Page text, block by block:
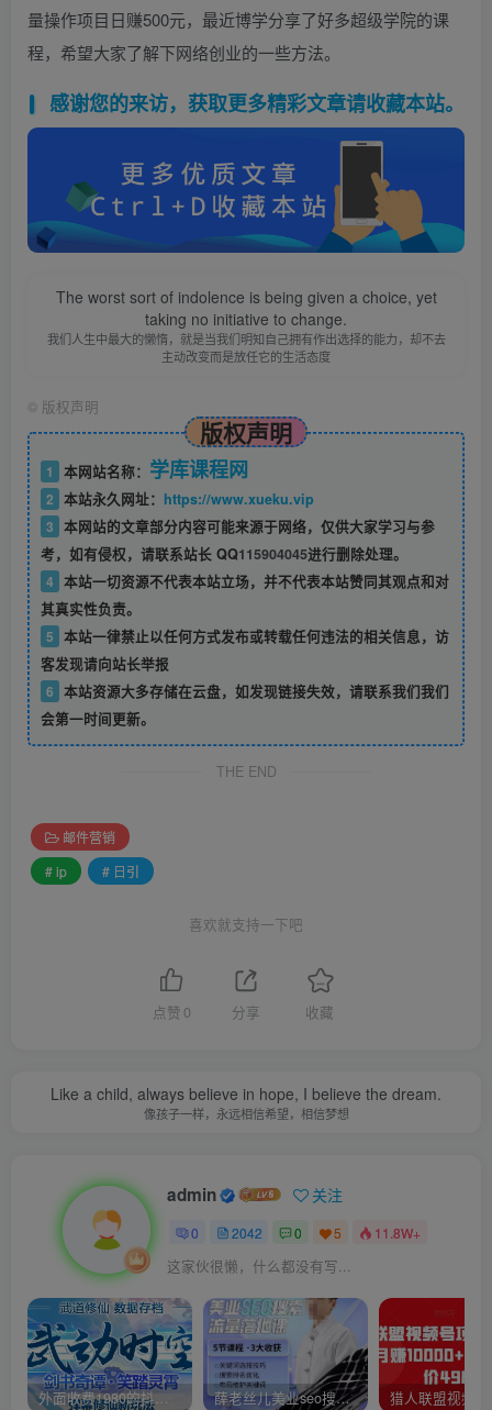
量操作项目日赚500元，最近博学分享了好多超级学院的课
程，希望大家了解下网络创业的一些方法。
感谢您的来访，获取更多精彩文章请收藏本站。
The worst sort of indolence is being given a choice, yet
taking no initiative to change.
我们人生中最大的懒惰，就是当我们明知自己拥有作出选择的能力，却不去
主动改变而是放任它的生活态度
© 版权声明
版权声明
1 本网站名称： 学库课程网
2 本站永久网址： https://www.xueku.vip
3 本网站的文章部分内容可能来源于网络，仅供大家学习与参
考，如有侵权，请联系站长 QQ115904045进行删除处理。
4 本站一切资源不代表本站立场，并不代表本站赞同其观点和对
其真实性负责。
5 本站一律禁止以任何方式发布或转载任何违法的相关信息，访
客发现请向站长举报
6 本站资源大多存储在云盘，如发现链接失效，请联系我们我们
会第一时间更新。
THE END
邮件营销
# ip
# 日引
喜欢就支持一下吧
点赞 0 分享 收藏
Like a child, always believe in hope, I believe the dream.
像孩子一样，永远相信希望，相信梦想
admin 关注
0 2042 0 5 11.8W+
这家伙很懒，什么都没有写...
外面收费1980的抖音武动时空直播项目，无需真人出镜，实时互动直播【软件+详细教程】 薛老丝儿美业seo搜索流量落地课，一周暴涨20w粉丝，全干货讲解